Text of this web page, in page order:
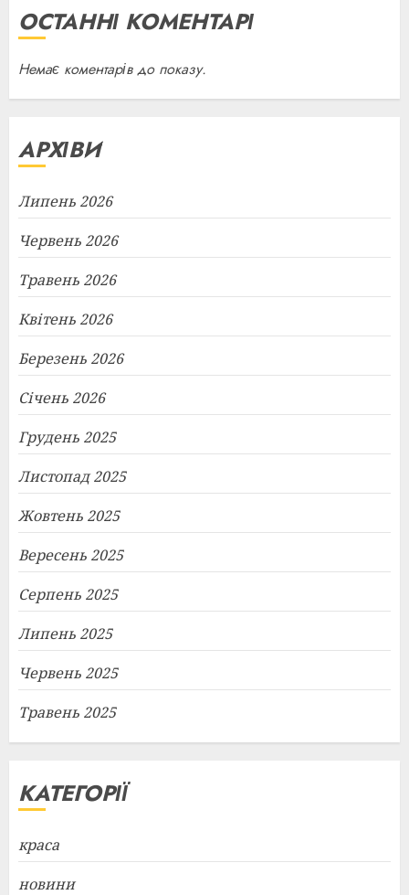
ОСТАННІ КОМЕНТАРІ
Немає коментарів до показу.
АРХІВИ
Липень 2026
Червень 2026
Травень 2026
Квітень 2026
Березень 2026
Січень 2026
Грудень 2025
Листопад 2025
Жовтень 2025
Вересень 2025
Серпень 2025
Липень 2025
Червень 2025
Травень 2025
КАТЕГОРІЇ
краса
новини